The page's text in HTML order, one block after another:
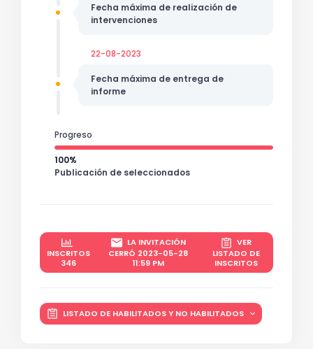
Fecha máxima de realización de
intervenciones
22-08-2023
Fecha máxima de entrega de
informe
Progreso
100%
Publicación de seleccionados
INSCRITOS
346
LA INVITACIÓN
CERRÓ 2023-05-28
11:59 PM
VER
LISTADO DE
INSCRITOS
LISTADO DE HABILITADOS Y NO HABILITADOS